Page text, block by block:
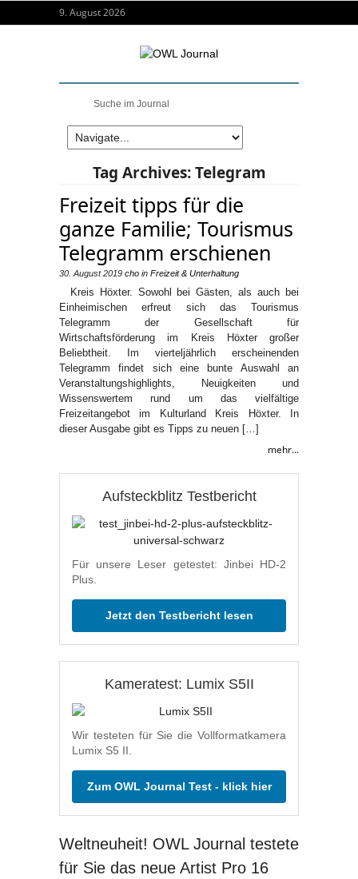
9. August 2026
Tag Archives:Telegram
Freizeit tipps für die
ganze Familie; Tourismus
Telegramm erschienen
30. August 2019 cho in Freizeit & Unterhaltung
Kreis Höxter. Sowohl bei Gästen, als auch bei
Einheimischen erfreut sich das Tourismus
Telegramm der Gesellschaft für
Wirtschaftsförderung im Kreis Höxter großer
Beliebtheit. Im vierteljährlich erscheinenden
Telegramm findet sich eine bunte Auswahl an
Veranstaltungshighlights, Neuigkeiten und
Wissenswertem rund um das vielfältige
Freizeitangebot im Kulturland Kreis Höxter. In
dieser Ausgabe gibt es Tipps zu neuen […]
mehr...
Aufsteckblitz Testbericht
Für unsere Leser getestet: Jinbei HD-2
Plus.
Jetzt den Testbericht lesen
Kameratest: Lumix S5II
Wir testeten für Sie die Vollformatkamera
Lumix S5 II.
Zum OWL Journal Test - klick hier
Weltneuheit! OWL Journal testete
für Sie das neue Artist Pro 16